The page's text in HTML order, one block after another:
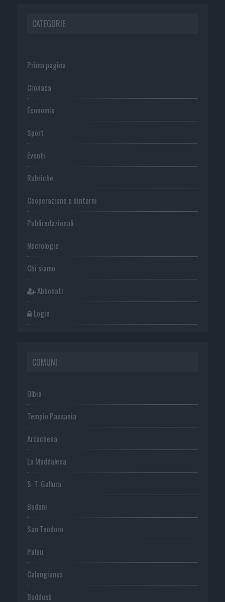
CATEGORIE
Prima pagina
Cronaca
Economia
Sport
Eventi
Rubriche
Cooperazione e dintorni
Publiredazionali
Necrologie
Chi siamo
Abbonati
Login
COMUNI
Olbia
Tempio Pausania
Arzachena
La Maddalena
S. T. Gallura
Budoni
San Teodoro
Palau
Calangianus
Buddusò